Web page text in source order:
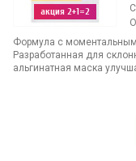
акция 2+1=2
Формула с
Разработанная для
альгинатная маска